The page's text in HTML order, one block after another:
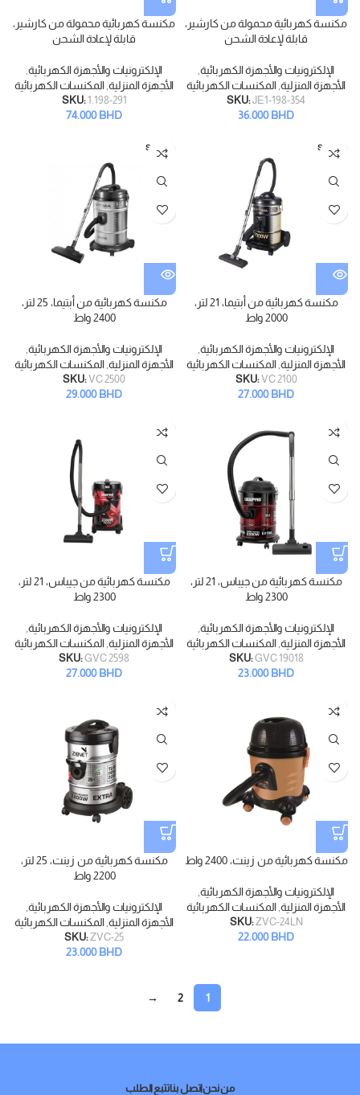
مكنسة كهربائية محمولة من كارشير،
قابلة لإعادة الشحن
الإلكترونيات والأجهزة الكهربائية
الأجهزة المنزلية المكنسات الكهربائية
SKU:JE1-198-354
36.000BHD
مكنسة كهربائية محمولة من كارشير،
قابلة لإعادة الشحن
الإلكترونيات والأجهزة الكهربائية
الأجهزة المنزلية المكنسات الكهربائية
SKU:1.198-291
74.000BHD
SOLD
OUT
مكنسة كهربائية من أبتيما، 21 لتر،
2000 واط
الإلكترونيات والأجهزة الكهربائية
الأجهزة المنزلية المكنسات الكهربائية
SKU:VC 2100
27.000BHD
SOLD
OUT
مكنسة كهربائية من أبتيما، 25 لتر،
2400 واط
الإلكترونيات والأجهزة الكهربائية
الأجهزة المنزلية المكنسات الكهربائية
SKU:VC 2500
29.000BHD
مكنسة كهربائية من جيباس، 21 لتر،
2300 واط
الإلكترونيات والأجهزة الكهربائية
الأجهزة المنزلية المكنسات الكهربائية
SKU:GVC 19018
23.000BHD
مكنسة كهربائية من جيباس، 21 لتر،
2300 واط
الإلكترونيات والأجهزة الكهربائية
الأجهزة المنزلية المكنسات الكهربائية
SKU:GVC 2598
27.000BHD
مكنسة كهربائية من زينت، 2400 واط
الإلكترونيات والأجهزة الكهربائية
الأجهزة المنزلية المكنسات الكهربائية
SKU:ZVC-24LN
22.000BHD
مكنسة كهربائية من زينت، 25 لتر،
2200 واط
الإلكترونيات والأجهزة الكهربائية
الأجهزة المنزلية المكنسات الكهربائية
SKU:ZVC-25
23.000BHD
1
2
→
من نحناتصل بناتتبع الطلب